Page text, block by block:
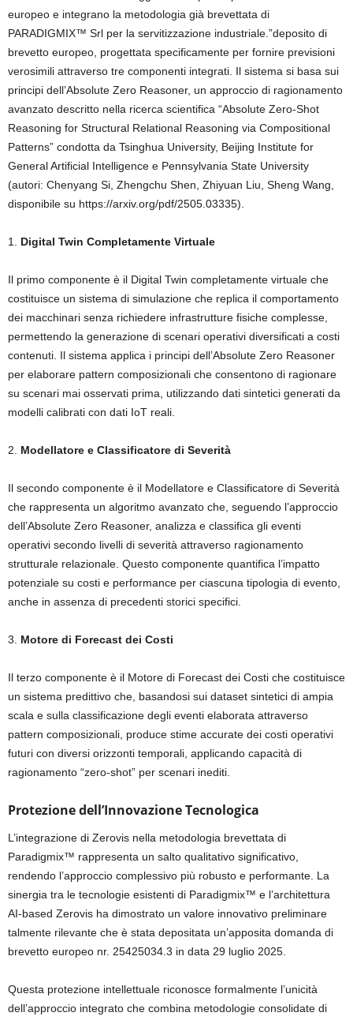
europeo e integrano la metodologia già brevettata di
PARADIGMIX™ Srl per la servitizzazione industriale.”deposito di
brevetto europeo, progettata specificamente per fornire previsioni
verosimili attraverso tre componenti integrati. Il sistema si basa sui
principi dell’Absolute Zero Reasoner, un approccio di ragionamento
avanzato descritto nella ricerca scientifica “Absolute Zero-Shot
Reasoning for Structural Relational Reasoning via Compositional
Patterns” condotta da Tsinghua University, Beijing Institute for
General Artificial Intelligence e Pennsylvania State University
(autori: Chenyang Si, Zhengchu Shen, Zhiyuan Liu, Sheng Wang,
disponibile su https://arxiv.org/pdf/2505.03335).
1. Digital Twin Completamente Virtuale
Il primo componente è il Digital Twin completamente virtuale che
costituisce un sistema di simulazione che replica il comportamento
dei macchinari senza richiedere infrastrutture fisiche complesse,
permettendo la generazione di scenari operativi diversificati a costi
contenuti. Il sistema applica i principi dell’Absolute Zero Reasoner
per elaborare pattern composizionali che consentono di ragionare
su scenari mai osservati prima, utilizzando dati sintetici generati da
modelli calibrati con dati IoT reali.
2. Modellatore e Classificatore di Severità
Il secondo componente è il Modellatore e Classificatore di Severità
che rappresenta un algoritmo avanzato che, seguendo l’approccio
dell’Absolute Zero Reasoner, analizza e classifica gli eventi
operativi secondo livelli di severità attraverso ragionamento
strutturale relazionale. Questo componente quantifica l’impatto
potenziale su costi e performance per ciascuna tipologia di evento,
anche in assenza di precedenti storici specifici.
3. Motore di Forecast dei Costi
Il terzo componente è il Motore di Forecast dei Costi che costituisce
un sistema predittivo che, basandosi sui dataset sintetici di ampia
scala e sulla classificazione degli eventi elaborata attraverso
pattern composizionali, produce stime accurate dei costi operativi
futuri con diversi orizzonti temporali, applicando capacità di
ragionamento “zero-shot” per scenari inediti.
Protezione dell’Innovazione Tecnologica
L’integrazione di Zerovis nella metodologia brevettata di
Paradigmix™ rappresenta un salto qualitativo significativo,
rendendo l’approccio complessivo più robusto e performante. La
sinergia tra le tecnologie esistenti di Paradigmix™ e l’architettura
AI-based Zerovis ha dimostrato un valore innovativo preliminare
talmente rilevante che è stata depositata un’apposita domanda di
brevetto europeo nr. 25425034.3 in data 29 luglio 2025.
Questa protezione intellettuale riconosce formalmente l’unicità
dell’approccio integrato che combina metodologie consolidate di